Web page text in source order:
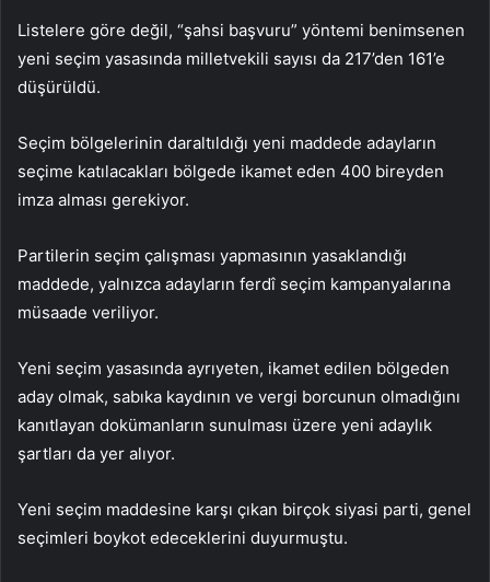
Listelere göre değil, “şahsi başvuru” yöntemi benimsenen
yeni seçim yasasında milletvekili sayısı da 217’den 161’e
düşürüldü.
Seçim bölgelerinin daraltıldığı yeni maddede adayların
seçime katılacakları bölgede ikamet eden 400 bireyden
imza alması gerekiyor.
Partilerin seçim çalışması yapmasının yasaklandığı
maddede, yalnızca adayların ferdî seçim kampanyalarına
müsaade veriliyor.
Yeni seçim yasasında ayrıyeten, ikamet edilen bölgeden
aday olmak, sabıka kaydının ve vergi borcunun olmadığını
kanıtlayan dokümanların sunulması üzere yeni adaylık
şartları da yer alıyor.
Yeni seçim maddesine karşı çıkan birçok siyasi parti, genel
seçimleri boykot edeceklerini duyurmuştu.